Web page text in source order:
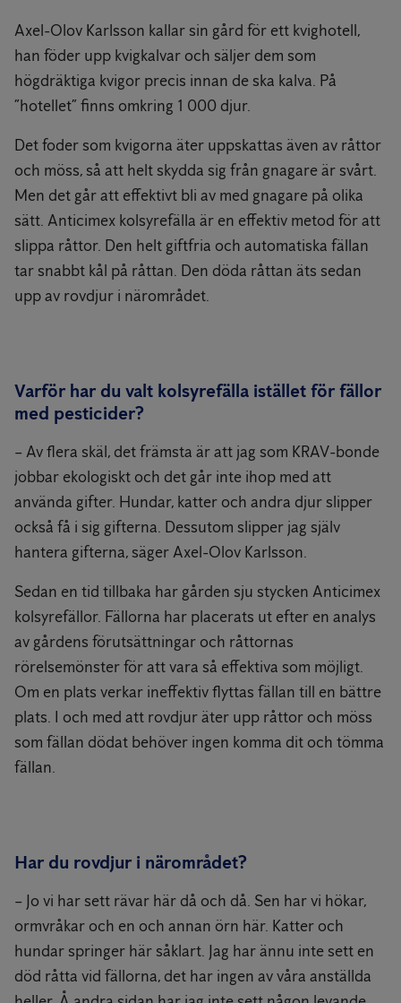
Axel-Olov Karlsson kallar sin gård för ett kvighotell,
han föder upp kvigkalvar och säljer dem som
högdräktiga kvigor precis innan de ska kalva. På
”hotellet” finns omkring 1 000 djur.
Det foder som kvigorna äter uppskattas även av råttor
och möss, så att helt skydda sig från gnagare är svårt.
Men det går att effektivt bli av med gnagare på olika
sätt. Anticimex kolsyrefälla är en effektiv metod för att
slippa råttor. Den helt giftfria och automatiska fällan
tar snabbt kål på råttan. Den döda råttan äts sedan
upp av rovdjur i närområdet.
Varför har du valt kolsyrefälla istället för fällor
med pesticider?
– Av flera skäl, det främsta är att jag som KRAV-bonde
jobbar ekologiskt och det går inte ihop med att
använda gifter. Hundar, katter och andra djur slipper
också få i sig gifterna. Dessutom slipper jag själv
hantera gifterna, säger Axel-Olov Karlsson.
Sedan en tid tillbaka har gården sju stycken Anticimex
kolsyrefällor. Fällorna har placerats ut efter en analys
av gårdens förutsättningar och råttornas
rörelsemönster för att vara så effektiva som möjligt.
Om en plats verkar ineffektiv flyttas fällan till en bättre
plats. I och med att rovdjur äter upp råttor och möss
som fällan dödat behöver ingen komma dit och tömma
fällan.
Har du rovdjur i närområdet?
– Jo vi har sett rävar här då och då. Sen har vi hökar,
ormvråkar och en och annan örn här. Katter och
hundar springer här såklart. Jag har ännu inte sett en
död råtta vid fällorna, det har ingen av våra anställda